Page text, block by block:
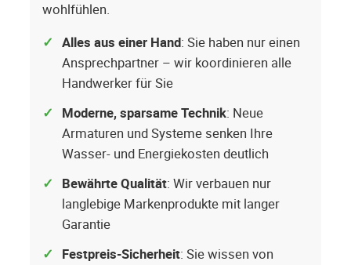
wohlfühlen.
Alles aus einer Hand: Sie haben nur einen
Ansprechpartner – wir koordinieren alle
Handwerker für Sie
Moderne, sparsame Technik: Neue
Armaturen und Systeme senken Ihre
Wasser- und Energiekosten deutlich
Bewährte Qualität: Wir verbauen nur
langlebige Markenprodukte mit langer
Garantie
Festpreis-Sicherheit: Sie wissen von